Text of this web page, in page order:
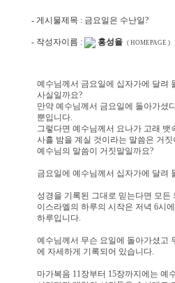
- 게시물제목 : 금요일은 수난일?
- 작성자이름 : 홍성율 ( HOMEPAGE )
예수님께서 금요일에 십자가에 달려
사실일까요?
만약 예수님께서 금요일에 돌아가셨
뿐입니다.
그렇다면 예수님께서 요나가 고래
사흘 밤을 계실 것이라는 말씀은 거짓
예수님의 말씀이 거짓말일까요?
금요일에 예수님께서 십자가에 달려
성경을 기록된 그대로 믿는다면 모든
이스라엘의 하루의 시작은 저녁 6시
하루입니다.
예수님께서 무슨 요일에 돌아가셨고
에 자세하게 기록되어 있습니다.
마가복음 11장부터 15장까지에는 예